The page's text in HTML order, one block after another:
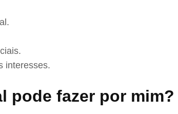
interesses.
pode fazer por mim?